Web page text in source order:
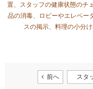
置、スタッフの健康状態のチ
品の消毒、ロビーやエレベー
スの掲示、料理の小分
前へ スタ